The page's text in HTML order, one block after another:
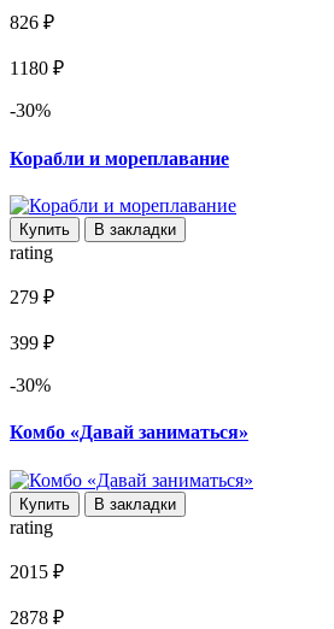
826 ₽
1180 ₽
-30%
Корабли и мореплавание
Купить В закладки
rating
279 ₽
399 ₽
-30%
Комбо «Давай заниматься»
Купить В закладки
rating
2015 ₽
2878 ₽